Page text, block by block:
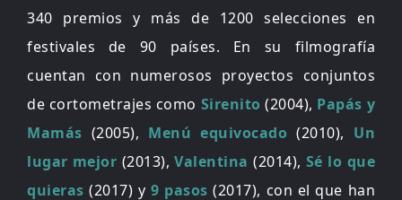
340 premios y más de 1200 selecciones en
festivales de 90 países. En su filmografía
cuentan con numerosos proyectos conjuntos
de cortometrajes como Sirenito (2004), Papás y
Mamás (2005), Menú equivocado (2010), Un
lugar mejor (2013),Valentina (2014), Sé lo que
quieras (2017) y 9 pasos (2017), con el que han